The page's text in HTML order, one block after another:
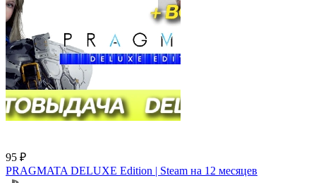
95 ₽
PRAGMATA DELUXE Edition | Steam на 12 месяцев